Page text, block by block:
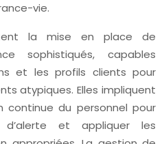
vie.
la mise en place de
sophistiqués, capables
et les profils clients pour
atypiques. Elles impliquent
du personnel pour
et appliquer les